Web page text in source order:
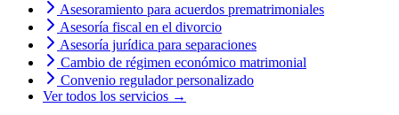
Asesoramiento para acuerdos prematrimoniales
Asesoría fiscal en el divorcio
Asesoría jurídica para separaciones
Cambio de régimen económico matrimonial
Convenio regulador personalizado
Ver todos los servicios →